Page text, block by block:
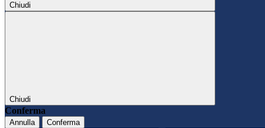
Chiudi
Chiudi
Conferma
Annulla Conferma